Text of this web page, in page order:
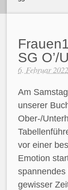
SG O’/
6. Februar 2022
Am
unserer
Ober-/
vor einer
Emotion
gewisser